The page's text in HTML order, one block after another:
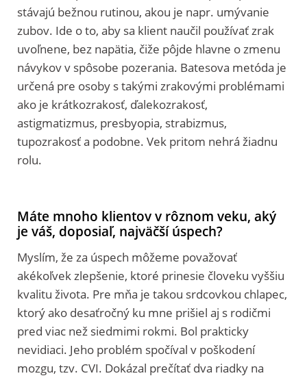
stávajú bežnou rutinou, akou je napr. umývanie
zubov. Ide o to, aby sa klient naučil používať zrak
uvoľnene, bez napätia, čiže pôjde hlavne o zmenu
návykov v spôsobe pozerania. Batesova metóda je
určená pre osoby s takými zrakovými problémami
ako je krátkozrakosť, ďalekozrakosť,
astigmatizmus, presbyopia, strabizmus,
tupozrakosť a podobne. Vek pritom nehrá žiadnu
rolu.
Máte mnoho klientov v rôznom veku, aký
je váš, doposiaľ, najväčší úspech?
Myslím, že za úspech môžeme považovať
akékoľvek zlepšenie, ktoré prinesie človeku vyššiu
kvalitu života. Pre mňa je takou srdcovkou chlapec,
ktorý ako desaťročný ku mne prišiel aj s rodičmi
pred viac než siedmimi rokmi. Bol prakticky
nevidiaci. Jeho problém spočíval v poškodení
mozgu, tzv. CVI. Dokázal prečítať dva riadky na